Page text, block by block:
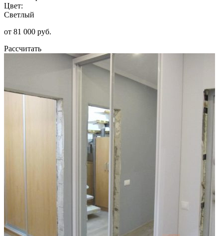
Цвет:
Светлый
от 81 000 руб.
Рассчитать